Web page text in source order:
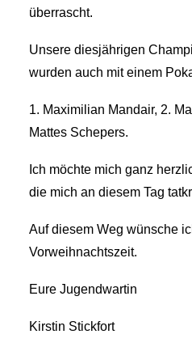
überrascht.
Unsere diesjährigen
wurden auch mit einem
1. Maximilian Mandair, 2.
Mattes Schepers.
Ich möchte mich ganz
die mich an diesem Tag
Auf diesem Weg wünsche
Vorweihnachtszeit.
Eure Jugendwartin
Kirstin Stickfort